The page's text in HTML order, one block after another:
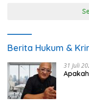
Berita Hukum &
31 Juli